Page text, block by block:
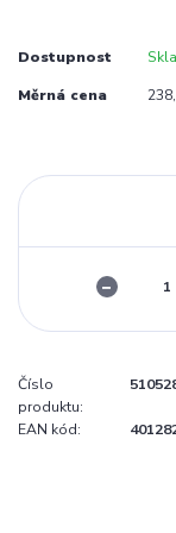
Dostupnost
Měrná cena
Číslo
produktu:
EAN kód: